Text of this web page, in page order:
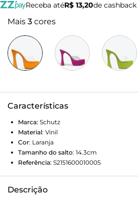
Receba atéR$ 13,20de cashback
Mais 3 cores
Características
Marca: Schutz
Material: Vinil
Cor: Laranja
Tamanho do salto: 14.3cm
Referência: S2151600010005
Descrição